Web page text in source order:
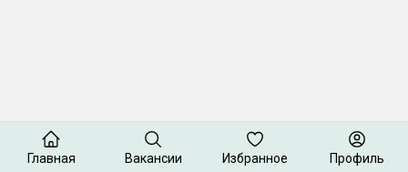
Главная Вакансии Избранное Профиль